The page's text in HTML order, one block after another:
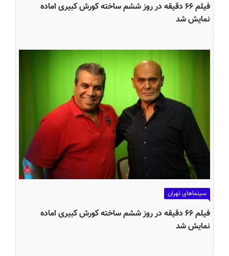
فیلم ۶۶ دقیقه در روز ششم ساخته کورش کبیری اماده
نمایش شد
سینماهای تهران
فیلم ۶۶ دقیقه در روز ششم ساخته کورش کبیری اماده
نمایش شد